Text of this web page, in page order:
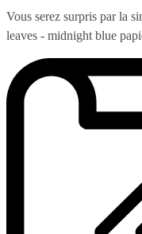
Vous serez surpris par la
leaves - midnight blue